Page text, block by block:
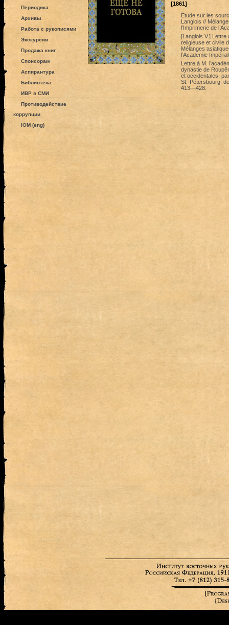
Периодика
Архивы
Работа с рукописями
Экскурсии
Продажа книг
Спонсорам
Аспирантура
Библиотека
ИВР в СМИ
Противодействие
коррупции
IOM (eng)
[1861]
Etude sur les
Langlois //
l’Imprimerie de
[Langlois V.] Lettre
religieuse et civile
Mélanges
l’Academie
Lettre à M.
dynastie de
et occidentales,
St.-Pétersbourg:
413—428.